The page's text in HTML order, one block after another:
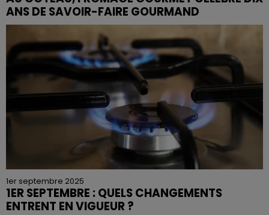
ANS DE SAVOIR-FAIRE GOURMAND
1er septembre 2025
1ER SEPTEMBRE : QUELS CHANGEMENTS
ENTRENT EN VIGUEUR ?